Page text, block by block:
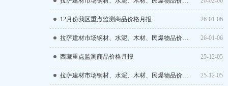
12月份我区重点监测商品价格月报 26-01-06
拉萨建材市场钢材、水泥、木材、民爆物品价格月报 26-01-06
西藏重点监测商品价格月报 25-12-05
拉萨建材市场钢材、水泥、木材、民爆物品价格月报 25-12-05